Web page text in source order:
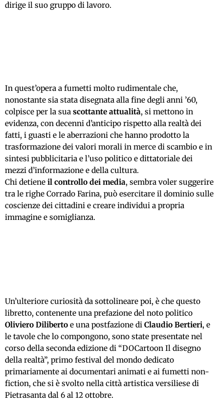
dirige il suo gruppo di lavoro.
In quest’opera a fumetti molto rudimentale che,
nonostante sia stata disegnata alla fine degli anni ’60,
colpisce per la sua scottante attualità, si mettono in
evidenza, con decenni d’anticipo rispetto alla realtà dei
fatti, i guasti e le aberrazioni che hanno prodotto la
trasformazione dei valori morali in merce di scambio e in
sintesi pubblicitaria e l’uso politico e dittatoriale dei
mezzi d’informazione e della cultura.
Chi detiene il controllo dei media, sembra voler suggerire
tra le righe Corrado Farina, può esercitare il dominio sulle
coscienze dei cittadini e creare individui a propria
immagine e somiglianza.
Un’ulteriore curiosità da sottolineare poi, è che questo
libretto, contenente una prefazione del noto politico
Oliviero Diliberto e una postfazione di Claudio Bertieri, e
le tavole che lo compongono, sono state presentate nel
corso della seconda edizione di “DOCartoon Il disegno
della realtà”, primo festival del mondo dedicato
primariamente ai documentari animati e ai fumetti non-
fiction, che si è svolto nella città artistica versiliese di
Pietrasanta dal 6 al 12 ottobre.